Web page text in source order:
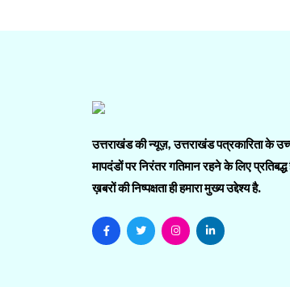
उत्तराखंड की न्यूज़, उत्तराखंड पत्रकारिता के
मापदंडों पर निरंतर गतिमान रहने के लिए प्रतिबद्ध
ख़बरों की निष्पक्षता ही हमारा मुख्य उद्देश्य है.